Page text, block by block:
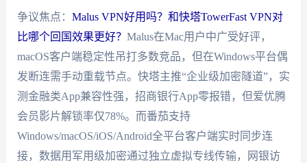
争议焦点： Malus VPN好用吗？和快塔TowerFast VPN对
比哪个回国效果更好？ Malus在Mac用户中广受好评，
macOS客户端稳定性吊打多数竞品，但在Windows平台偶
发断连需手动重载节点。快塔主推“企业级加密隧道”，实
测金融类App兼容性强，招商银行App零报错，但爱优腾
会员影片解锁率仅78%。而番茄支持
Windows/macOS/iOS/Android全平台客户端实时同步连
接，数据用军用级加密通过独立虚拟专线传输，网银访